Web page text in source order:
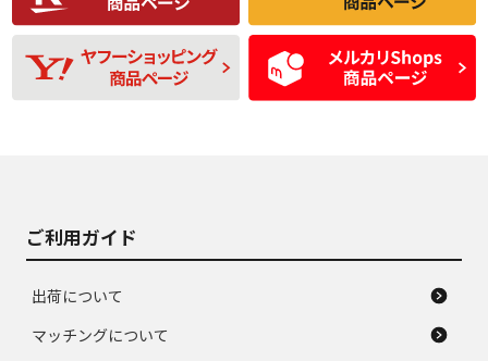
D
使用感や目立つ傷が
あり、一般的な中古
品
D
残り溝も少なく、偏
磨耗がみられ、短期
間使用できるくらい
の中古品
ご利用ガイド
出荷について
マッチングについて